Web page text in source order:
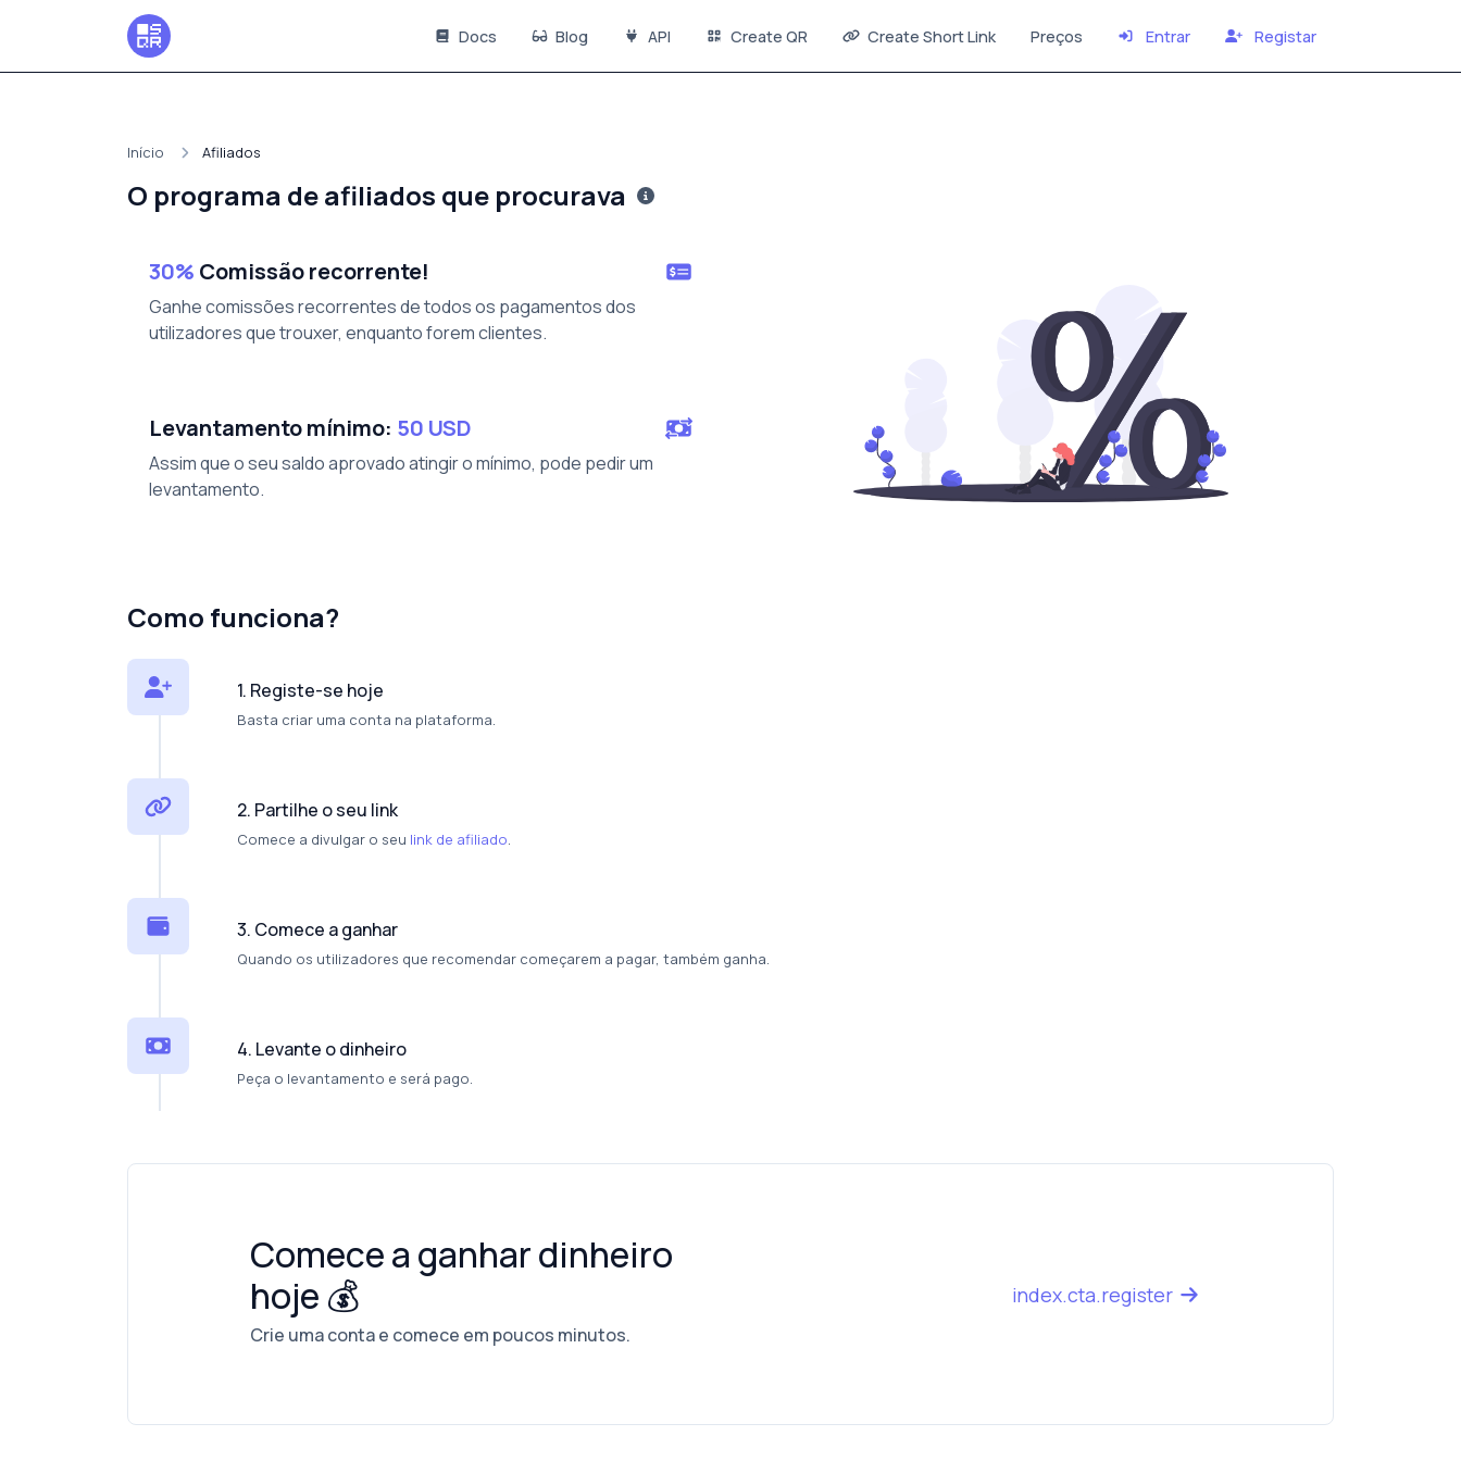
Docs Blog API Create QR Create Short Link Preços Entrar Registar
Início Afiliados
O programa de afiliados que procurava
30% Comissão recorrente!
Ganhe comissões recorrentes de todos os pagamentos dos
utilizadores que trouxer, enquanto forem clientes.
Levantamento mínimo: 50 USD
Assim que o seu saldo aprovado atingir o mínimo, pode pedir um
levantamento.
Como funciona?
1. Registe-se hoje
Basta criar uma conta na plataforma.
2. Partilhe o seu link
Comece a divulgar o seu link de afiliado.
3. Comece a ganhar
Quando os utilizadores que recomendar começarem a pagar, também ganha.
4. Levante o dinheiro
Peça o levantamento e será pago.
Comece a ganhar dinheiro
hoje 💰
Crie uma conta e comece em poucos minutos.
index.cta.register